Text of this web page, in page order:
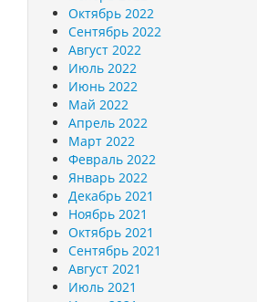
Октябрь 2022
Сентябрь 2022
Август 2022
Июль 2022
Июнь 2022
Май 2022
Апрель 2022
Март 2022
Февраль 2022
Январь 2022
Декабрь 2021
Ноябрь 2021
Октябрь 2021
Сентябрь 2021
Август 2021
Июль 2021